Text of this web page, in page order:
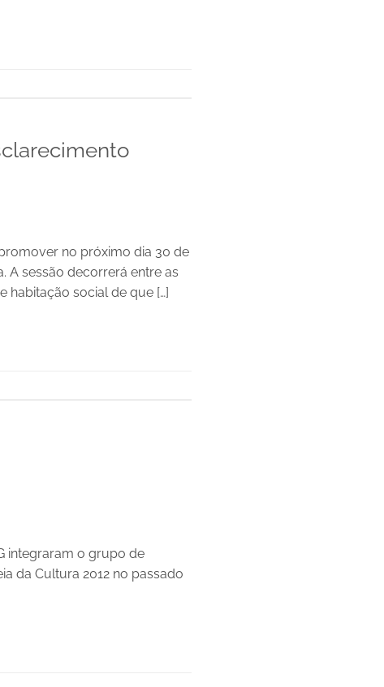
no próximo dia 30 de
A sessão decorrerá entre as
habitação social de que […]
integraram o grupo de
da Cultura 2012 no passado